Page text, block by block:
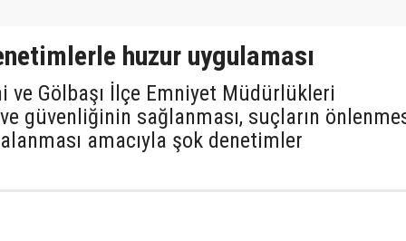
huzur uygulaması
ve Gölbaşı İlçe Emniyet Müdürlükleri
güvenliğinin sağlanması, suçların
amacıyla şok denetimler